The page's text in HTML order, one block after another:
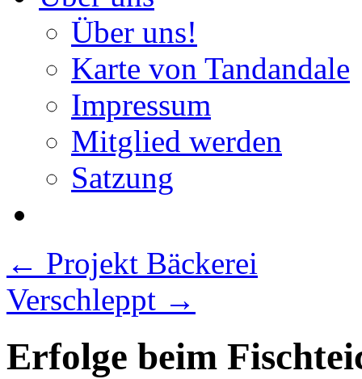
Über uns!
Karte von Tandandale
Impressum
Mitglied werden
Satzung
← Projekt Bäckerei
Verschleppt →
Erfolge beim